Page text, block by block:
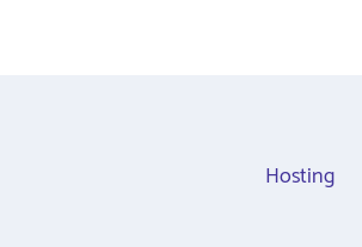
Hosting